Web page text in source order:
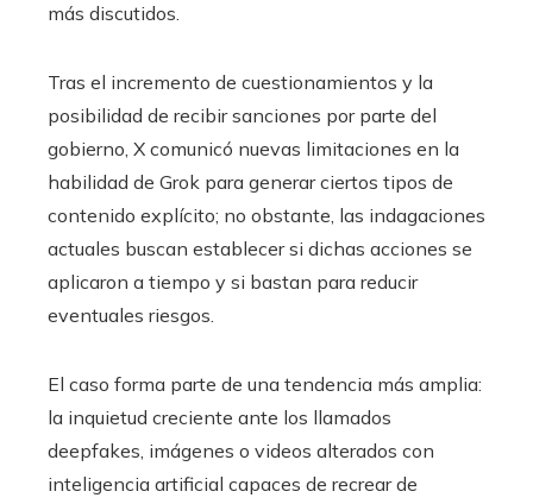
más discutidos.
Tras el incremento de cuestionamientos y la
posibilidad de recibir sanciones por parte del
gobierno, X comunicó nuevas limitaciones en la
habilidad de Grok para generar ciertos tipos de
contenido explícito; no obstante, las indagaciones
actuales buscan establecer si dichas acciones se
aplicaron a tiempo y si bastan para reducir
eventuales riesgos.
El caso forma parte de una tendencia más amplia:
la inquietud creciente ante los llamados
deepfakes, imágenes o videos alterados con
inteligencia artificial capaces de recrear de